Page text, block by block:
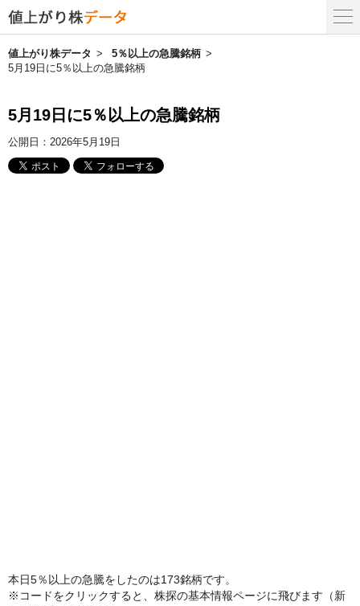
値上がり株データ
5％以上の急騰銘柄
5月19日に5％以上の急騰銘柄
5月19日に5％以上の急騰銘柄
公開日： 2026年5月19日
本日5％以上の急騰をしたのは173銘柄です。
※コードをクリックすると、株探の基本情報ページに飛びます（新